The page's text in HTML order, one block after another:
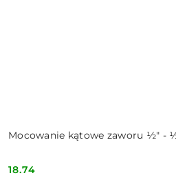
Mocowanie kątowe zaworu ½" -
Cena:
18.74